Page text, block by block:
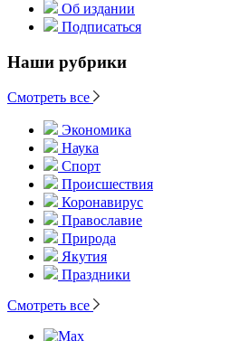
Об издании
Подписаться
Наши рубрики
Смотреть все
Экономика
Наука
Спорт
Происшествия
Коронавирус
Православие
Природа
Якутия
Праздники
Смотреть все